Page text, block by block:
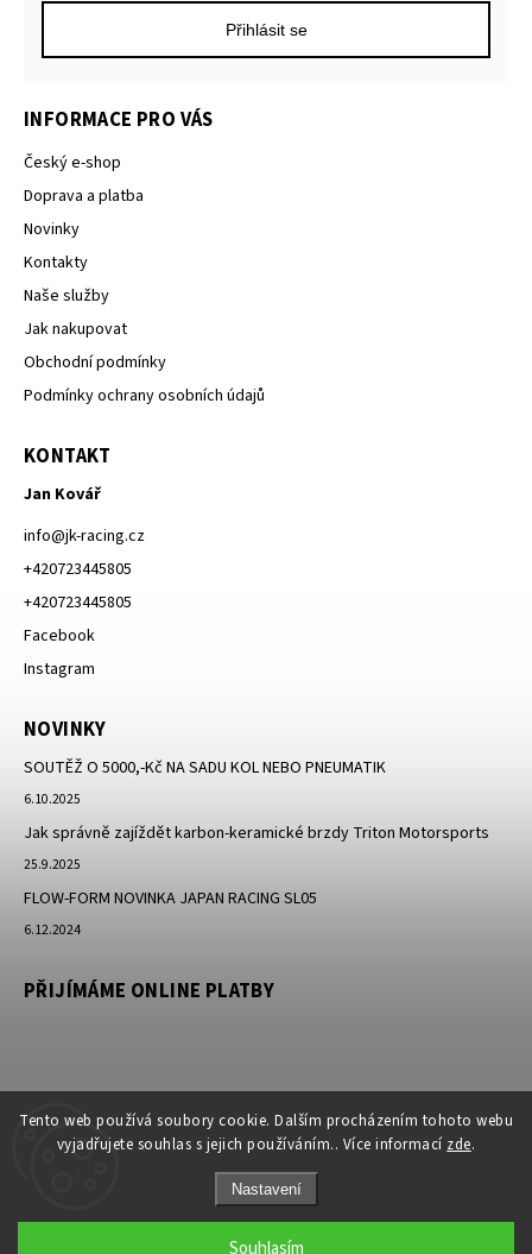
Tento web používá soubory cookie. Dalším procházením tohoto webu
vyjadřujete souhlas s jejich používáním.. Více informací zde.
Nastavení
Souhlasím
INFORMACE PRO VÁS
Český e-shop
Doprava a platba
Novinky
Kontakty
Naše služby
Jak nakupovat
Obchodní podmínky
Podmínky ochrany osobních údajů
KONTAKT
Jan Kovář
info@jk-racing.cz
+420723445805
+420723445805
Facebook
Instagram
NOVINKY
SOUTĚŽ O 5000,-Kč NA SADU KOL NEBO PNEUMATIK
6.10.2025
Jak správně zajíždět karbon-keramické brzdy Triton Motorsports
25.9.2025
FLOW-FORM NOVINKA JAPAN RACING SL05
6.12.2024
PŘIJÍMÁME ONLINE PLATBY
Přihlásit se